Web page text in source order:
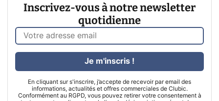
Inscrivez-vous à notre newsletter
quotidienne
En cliquant sur s'inscrire, j’accepte de recevoir par email des
informations, actualités et offres commerciales de Clubic.
Conformément au RGPD, vous pouvez retirer votre consentement à
Je m'inscris !